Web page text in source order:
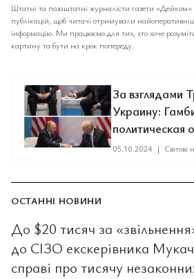
Штатні та позаштатні журналісти газети «Дейком»
публікацій, щоб читачі отримували
інформацію. Ми працюємо для тих, хто хоче
картину та бути на крок попереду.
За взглядами
Украину:
политическая
05.10.2024 | Світові
ОСТАННІ НОВИНИ
До $20 тисяч за
до СІЗО екскерівника
справі про тисячу